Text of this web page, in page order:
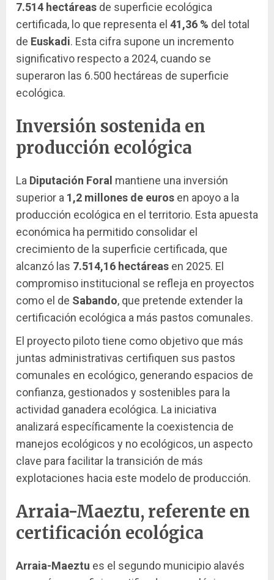
7.514 hectáreas de superficie ecológica
certificada, lo que representa el 41,36 % del total
de Euskadi. Esta cifra supone un incremento
significativo respecto a 2024, cuando se
superaron las 6.500 hectáreas de superficie
ecológica.
Inversión sostenida en
producción ecológica
La Diputación Foral mantiene una inversión
superior a 1,2 millones de euros en apoyo a la
producción ecológica en el territorio. Esta apuesta
económica ha permitido consolidar el
crecimiento de la superficie certificada, que
alcanzó las 7.514,16 hectáreas en 2025. El
compromiso institucional se refleja en proyectos
como el de Sabando, que pretende extender la
certificación ecológica a más pastos comunales.
El proyecto piloto tiene como objetivo que más
juntas administrativas certifiquen sus pastos
comunales en ecológico, generando espacios de
confianza, gestionados y sostenibles para la
actividad ganadera ecológica. La iniciativa
analizará específicamente la coexistencia de
manejos ecológicos y no ecológicos, un aspecto
clave para facilitar la transición de más
explotaciones hacia este modelo de producción.
Arraia-Maeztu, referente en
certificación ecológica
Arraia-Maeztu es el segundo municipio alavés